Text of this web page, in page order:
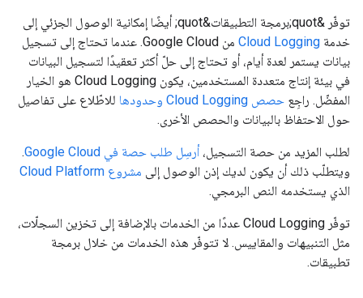
توفّر &quot;برمجة التطبيقات&quot; أيضًا إمكانية الوصول الجزئي إلى
خدمة Cloud Logging
من Google Cloud. عندما تحتاج إلى تسجيل
بيانات يستمر لعدة أيام، أو تحتاج إلى حلّ أكثر تعقيدًا لتسجيل البيانات
في بيئة إنتاج متعددة المستخدمين، يكون Cloud Logging هو الخيار
المفضّل. راجِع حصص Cloud Logging وحدودها
للاطّلاع على تفاصيل
حول الاحتفاظ بالبيانات والحصص الأخرى.
لطلب المزيد من حصة التسجيل،أرسِل طلب حصة في Google Cloud
.
ويتطلّب ذلك أن يكون لديك إذن الوصول إلى مشروع Cloud Platform
الذي يستخدمه النص البرمجي.
توفّر Cloud Logging عددًا من الخدمات بالإضافة إلى تخزين السجلّات،
مثل التنبيهات والمقاييس. لا تتوفّر هذه الخدمات من خلال برمجة
تطبيقات.